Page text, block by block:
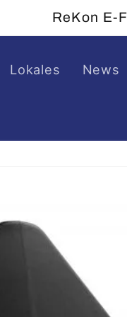
ReKon E-
Lokales News